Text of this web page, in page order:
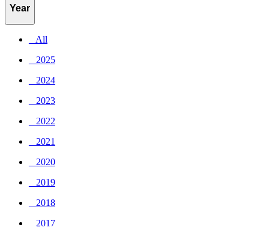
Year
_ All
_ 2025
_ 2024
_ 2023
_ 2022
_ 2021
_ 2020
_ 2019
_ 2018
_ 2017